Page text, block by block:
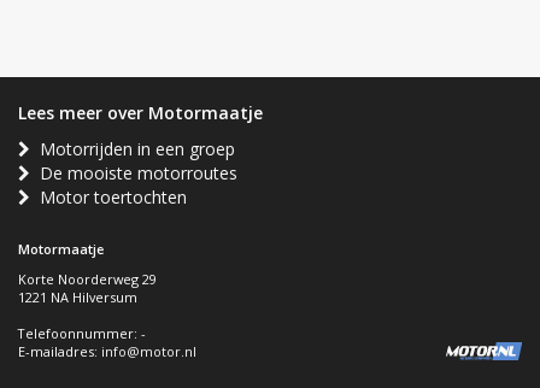
Lees meer over Motormaatje
Motorrijden in een groep
De mooiste motorroutes
Motor toertochten
Motormaatje
Korte Noorderweg 29
1221 NA Hilversum
Telefoonnummer: -
E-mailadres: info@motor.nl